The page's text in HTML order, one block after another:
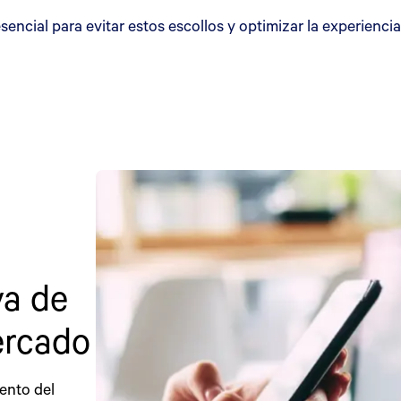
para evitar estos escollos y optimizar la
de
del